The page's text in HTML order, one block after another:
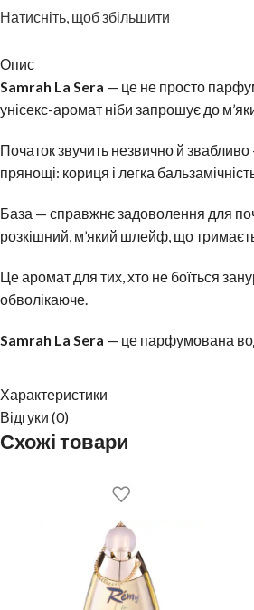
Натисніть, щоб збільшити
Опис
Samrah La Sera — це не просто
унісекс-аромат ніби запрошує до
Початок звучить незвично й
прянощі: кориця і легка
База — справжнє задоволення для по
розкішний, м’який шлейф, що
Це аромат для тих, хто не боїться
обволікаюче.
Samrah La Sera — це парфумована
Характеристики
Відгуки (0)
Схожі товари